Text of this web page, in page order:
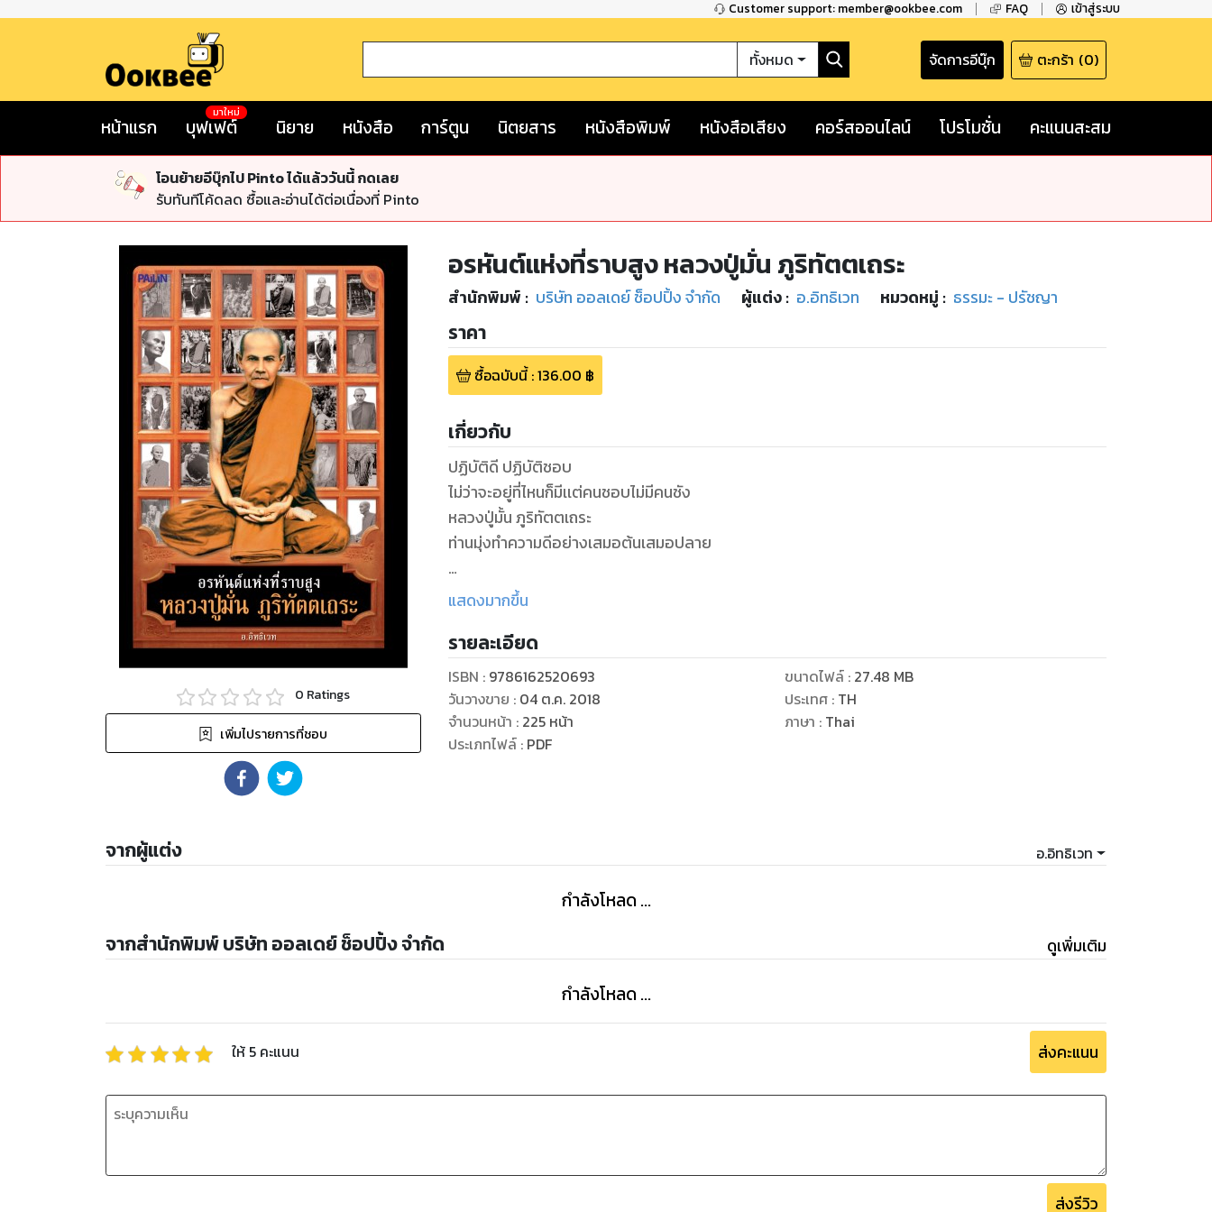
Customer support: member@ookbee.com FAQ เข้าสู่ระบบ
ทั้งหมด จัดการอีบุ๊ก ตะกร้า (0)
หน้าแรก บุฟเฟต์
มาใหม่
นิยาย หนังสือ การ์ตูน นิตยสาร หนังสือพิมพ์ หนังสือเสียง คอร์สออนไลน์ โปรโมชั่น คะแนนสะสม
โอนย้ายอีบุ๊กไป Pinto ได้แล้ววันนี้ กดเลย
รับทันทีโค้ดลด ซื้อและอ่านได้ต่อเนื่องที่ Pinto
0 Ratings
เพิ่มไปรายการที่ชอบ
อรหันต์แห่งที่ราบสูง หลวงปู่มั่น ภูริทัตตเถระ
สำนักพิมพ์ : บริษัท ออลเดย์ ช็อปปิ้ง จำกัด ผู้แต่ง : อ.อิทธิเวท หมวดหมู่ : ธรรมะ - ปรัชญา
ราคา
ซื้อฉบับนี้:136.00 ฿
เกี่ยวกับ
ปฏิบัติดี ปฏิบัติชอบ
ไม่ว่าจะอยู่ที่ไหนก็มีเเต่คนชอบไม่มีคนชัง
หลวงปู่มั้น ภูริทัตตเถระ
ท่านมุ่งทำความดีอย่างเสมอต้นเสมอปลาย
ดูหนังสือเรื่องอื่นๆ ของเรา ได้ที่ www.pailinbooknet.com
แสดงมากขึ้น
รายละเอียด
ISBN : 9786162520693
วันวางขาย : 04 ต.ค. 2018
จำนวนหน้า : 225 หน้า
ประเภทไฟล์: PDF
ขนาดไฟล์: 27.48 MB
ประเทศ : TH
ภาษา : Thai
จากผู้แต่ง อ.อิทธิเวท
กำลังโหลด ...
จากสำนักพิมพ์ บริษัท ออลเดย์ ช็อปปิ้ง จำกัด ดูเพิ่มเติม
กำลังโหลด ...
ให้ 5 คะแนน ส่งคะแนน
ส่งรีวิว